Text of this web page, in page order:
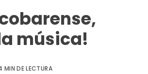
música!
MIN DE LECTURA